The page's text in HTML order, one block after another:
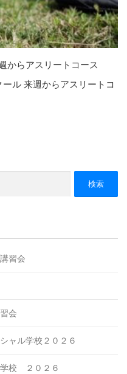
からアスリートコース
ル 来週からアスリートコ
習会
会
ャル学校２０２６
学校 ２０２６